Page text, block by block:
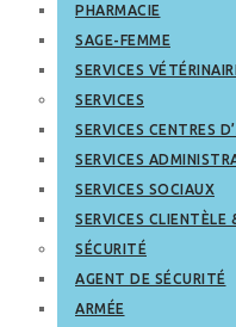
PHARMACIE
SAGE-FEMME
SERVICES
SERVICES
SERVICES CENTRES
SERVICES
SERVICES SOCIAUX
SERVICES CLIENTÈLE
SÉCURITÉ
AGENT DE SÉCURITÉ
ARMÉE